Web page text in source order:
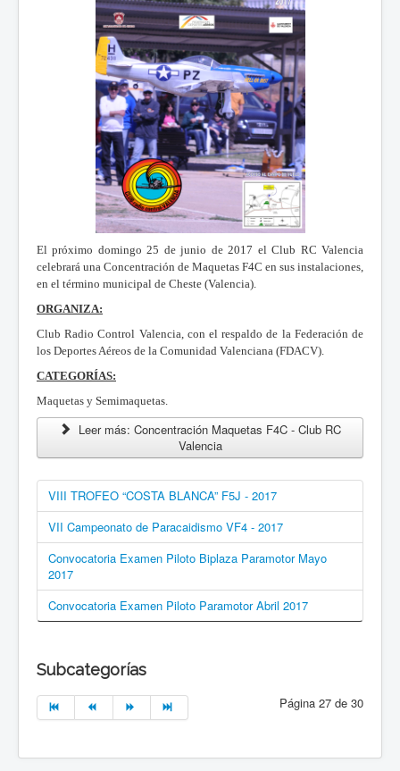
El próximo domingo 25 de junio de 2017 el Club RC Valencia
celebrará una Concentración de Maquetas F4C en sus instalaciones,
en el término municipal de Cheste (Valencia).
ORGANIZA:
Club Radio Control Valencia, con el respaldo de la Federación de
los Deportes Aéreos de la Comunidad Valenciana (FDACV).
CATEGORÍAS:
Maquetas y Semimaquetas.
Leer más: Concentración Maquetas F4C - Club RC
Valencia
VIII TROFEO “COSTA BLANCA” F5J - 2017
VII Campeonato de Paracaidismo VF4 - 2017
Convocatoria Examen Piloto Biplaza Paramotor Mayo
2017
Convocatoria Examen Piloto Paramotor Abril 2017
Subcategorías
Página 27 de 30